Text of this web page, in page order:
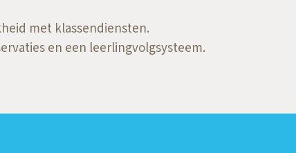
met klassendiensten.
en een leerlingvolgsysteem.